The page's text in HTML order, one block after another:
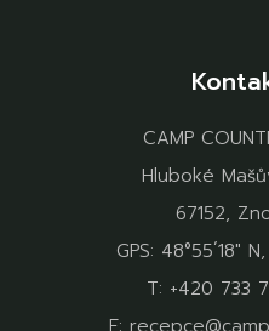
CAMP
Hluboké
67152,
GPS: 48°55´18"
T: +420 733